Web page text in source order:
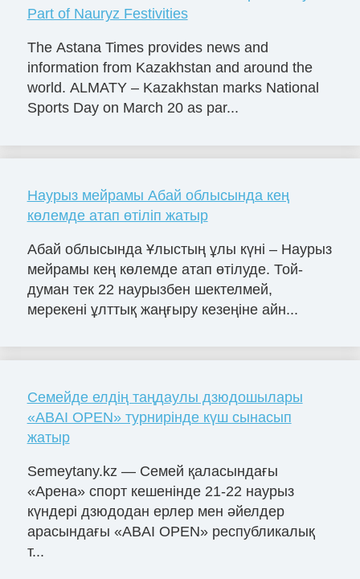
Part of Nauryz Festivities
The Astana Times provides news and
information from Kazakhstan and around the
world. ALMATY – Kazakhstan marks National
Sports Day on March 20 as par...
Наурыз мейрамы Абай облысында кең
көлемде атап өтіліп жатыр
Абай облысында Ұлыстың ұлы күні – Наурыз
мейрамы кең көлемде атап өтілуде. Той-
думан тек 22 наурызбен шектелмей,
мерекені ұлттық жаңғыру кезеңіне айн...
Семейде елдің таңдаулы дзюдошылары
«ABAI OPEN» турнирінде күш сынасып
жатыр
Semeytany.kz — Семей қаласындағы
«Арена» спорт кешенінде 21-22 наурыз
күндері дзюдодан ерлер мен әйелдер
арасындағы «ABAI OPEN» республикалық
т...